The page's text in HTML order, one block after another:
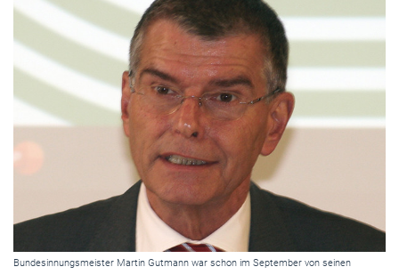
Bundesinnungsmeister Martin Gutmann war schon im September von seinen